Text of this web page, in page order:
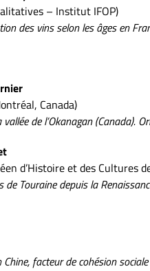
– Institut IFOP)
des vins selon les âges en
Canada)
de l’Okanagan (Canada).
d’Histoire et des Cultures
de Touraine depuis la
facteur de cohésion